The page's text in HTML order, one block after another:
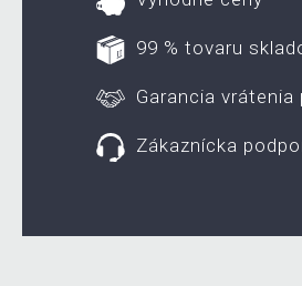
99 % tovaru
Garancia vrátenia
Zákaznícka